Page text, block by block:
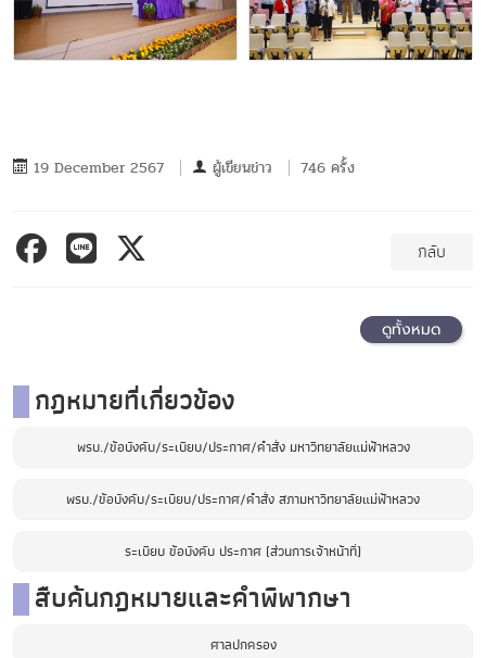
19 December 2567 ผู้เขียนข่าว 746 ครั้ง
กลับ
ดูทั้งหมด
กฎหมายที่เกี่ยวข้อง
พรบ./ข้อบังคับ/ระเบียบ/ประกาศ/คำสั่ง มหาวิทยาลัยแม่ฟ้าหลวง
พรบ./ข้อบังคับ/ระเบียบ/ประกาศ/คำสั่ง สภามหาวิทยาลัยแม่ฟ้าหลวง
ระเบียบ ข้อบังคับ ประกาศ (ส่วนการเจ้าหน้าที่)
สืบค้นกฎหมายและคำพิพากษา
ศาลปกครอง